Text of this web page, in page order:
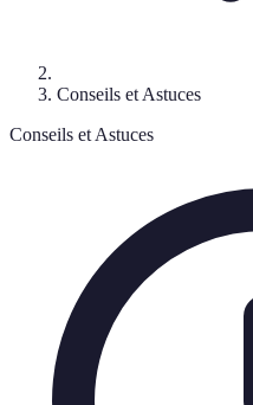
Conseils et Astuces
Conseils et Astuces